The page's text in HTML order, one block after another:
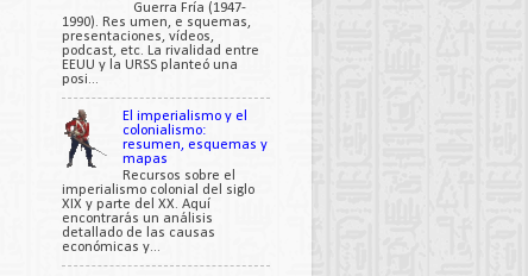
Guerra Fría (1947-
1990). Res umen, e squemas,
presentaciones, vídeos,
podcast, etc. La rivalidad entre
EEUU y la URSS planteó una
posi...
El imperialismo y el
colonialismo:
resumen, esquemas y
mapas
Recursos sobre el
imperialismo colonial del siglo
XIX y parte del XX. Aquí
encontrarás un análisis
detallado de las causas
económicas y...